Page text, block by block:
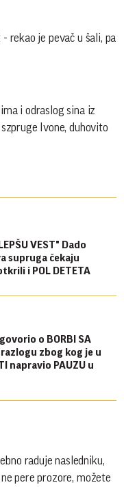
rekao je pevač u šali, pa
i odraslog sina iz
Ivone, duhovito
VEST" Dado
supruga čekaju
i POL DETETA
o BORBI SA
razlogu zbog kog je u
napravio PAUZU u
raduje nasledniku,
pere prozore, možete